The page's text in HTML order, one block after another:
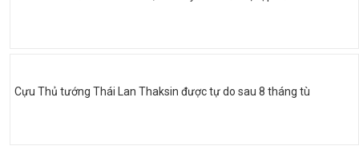
Cựu Thủ tướng Thái Lan Thaksin được tự do sau 8 tháng tù